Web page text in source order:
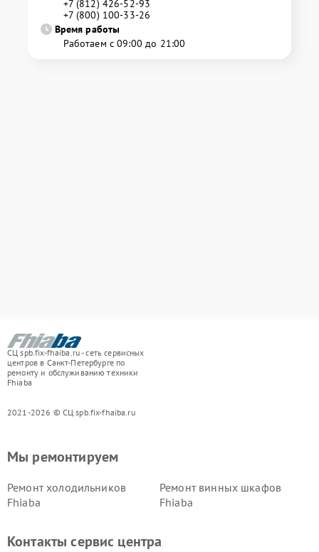
+7 (812) 426-52-93
+7 (800) 100-33-26
Время работы
Работаем с 09:00 до 21:00
СЦ spb.fix-fhaiba.ru - сеть сервисных
центров в Санкт-Петербурге по
ремонту и обслуживанию техники
Fhiaba
2021-2026 © СЦ spb.fix-fhaiba.ru
Мы ремонтируем
Ремонт холодильников
Fhiaba
Ремонт винных шкафов
Fhiaba
Контакты сервис центра